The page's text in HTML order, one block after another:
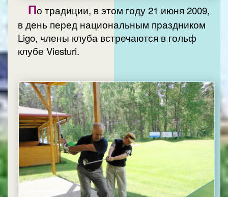
По традиции, в этом году 21 июня 2009,
в день перед национальным праздником
Ligo, члены клуба встречаются в гольф
клубе Viesturi.